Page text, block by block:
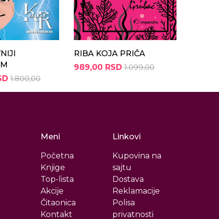
1.800,00
RIBA KOJA PRIČA
989,00 RSD 1.099,00
Meni
Početna
Knjige
Top-lista
Akcije
Čitaonica
Kontakt
Linkovi
Kupovina na
sajtu
Dostava
Reklamacije
Polisa
privatnosti